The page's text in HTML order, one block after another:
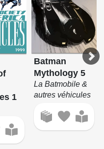
1
Batman
Mythology 5
La Batmobile &
autres véhicules